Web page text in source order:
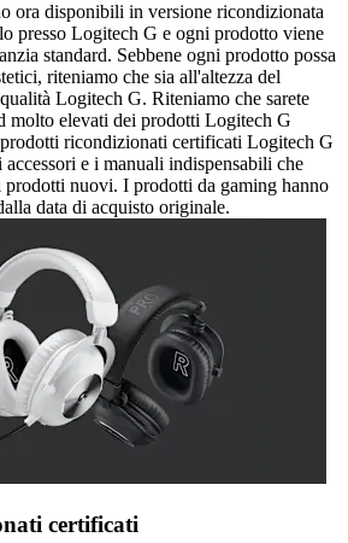
ora disponibili in versione ricondizionata
presso Logitech G e ogni prodotto viene
standard. Sebbene ogni prodotto possa
riteniamo che sia all'altezza del
Logitech G. Riteniamo che sarete
molto elevati dei prodotti Logitech G
ricondizionati certificati Logitech G
e i manuali indispensabili che
prodotti nuovi. I prodotti da gaming hanno
data di acquisto originale.
certificati